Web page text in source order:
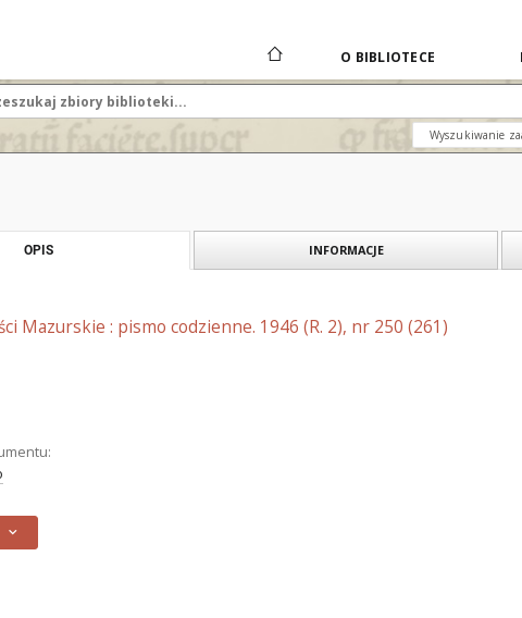
O BIBLIOTECE
Wyszukiwanie
OPIS INFORMACJE
Mazurskie : pismo codzienne. 1946 (R. 2), nr 250 (261)